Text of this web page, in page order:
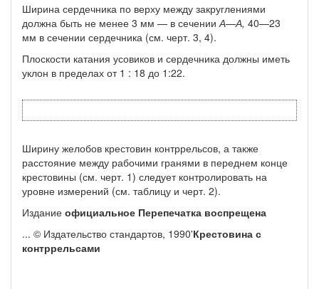
Ширина сердечника по верху между закруглениями
должна быть не менее 3 мм — в сечении А—А, 40—23
мм в сечении сер­дечника (см. черт. 3, 4).
Плоскости катания усовиков и сердечника должны иметь
ук­лон в пределах от 1 : 18 до 1:22.
Ширину желобов крестовин контррельсов, а также
расстояние между рабочими гранями в переднем конце
крестовины (см. черт. 1) следует контролировать на
уровне измерений (см. таб­лицу и черт. 2).
Издание официальное Перепечатка воспрещена
... © Издательство стандартов, 1990'Крестовина с
контррельсами